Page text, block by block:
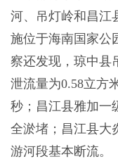
河、吊灯岭和昌江
施位于海南国家公
察还发现，琼中县
泄流量为0.58立方
秒；昌江县雅加一
全淤堵；昌江县大
游河段基本断流。